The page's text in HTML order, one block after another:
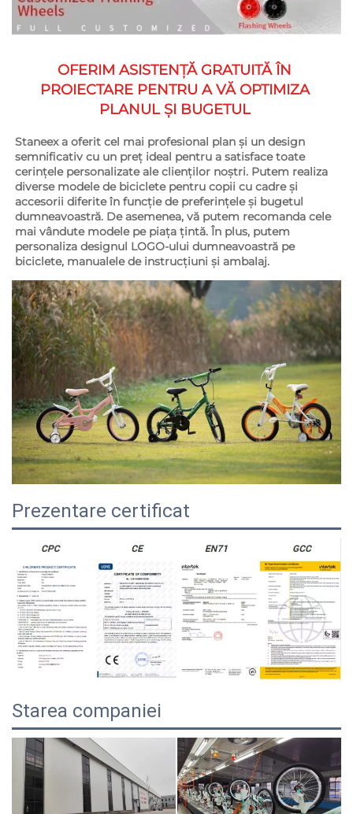
OFERIM ASISTENȚĂ GRATUITĂ ÎN
PROIECTARE PENTRU A VĂ OPTIMIZA
PLANUL ȘI BUGETUL
Staneex a oferit cel mai profesional plan și un design
semnificativ cu un preț ideal pentru a satisface toate
cerințele personalizate ale clienților noștri. Putem realiza
diverse modele de biciclete pentru copii cu cadre și
accesorii diferite în funcție de preferințele și bugetul
dumneavoastră. De asemenea, vă putem recomanda cele
mai vândute modele pe piața țintă. În plus, putem
personaliza designul LOGO-ului dumneavoastră pe
biciclete, manualele de instrucțiuni și ambalaj.
Prezentare certificat
Starea companiei